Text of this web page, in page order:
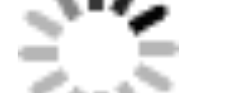
grama artificial do relvado
Instalação de pista de corrida